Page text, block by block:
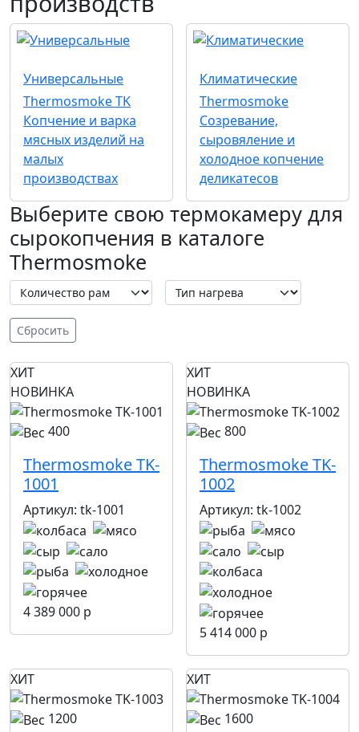
Универсальные
Thermosmoke TK
Копчение и варка
мясных изделий на
малых
производствах
Климатические
Thermosmoke
Созревание,
сыровяление и
холодное копчение
деликатесов
Выберите свою термокамеру для
сырокопчения в каталоге
Thermosmoke
Сбросить
ХИТ
НОВИНКА
400
Thermosmoke TK-
1001
Артикул: tk-1001
4 389 000 р
ХИТ
НОВИНКА
800
Thermosmoke TK-
1002
Артикул: tk-1002
5 414 000 р
ХИТ
1200
ХИТ
1600